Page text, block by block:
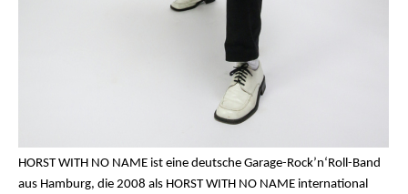
HORST WITH NO NAME ist eine deutsche Garage-Rock’n‘Roll-Band
aus Hamburg, die 2008 als HORST WITH NO NAME international